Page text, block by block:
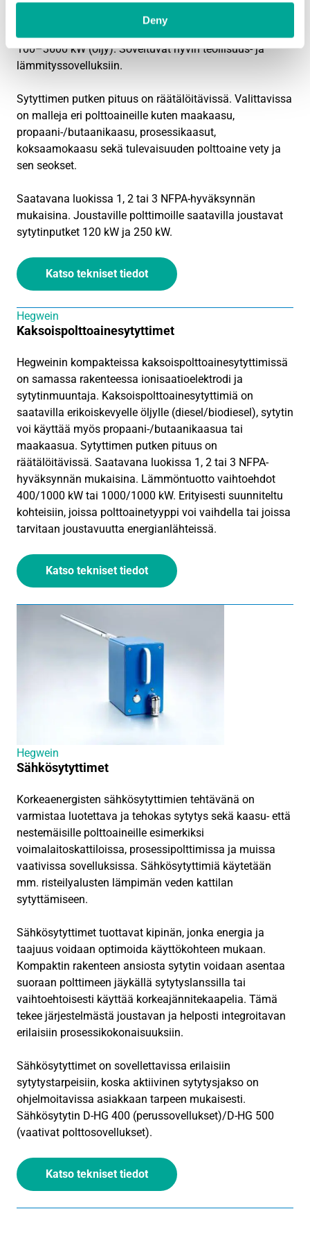
Deny
ionisaatioelektrodin ja korkean jännitteen sytyttimen.
100–3600 kW (öljy). Soveltuvat hyvin teollisuus- ja
lämmityssovelluksiin.
Sytyttimen putken pituus on räätälöitävissä. Valittavissa
on malleja eri polttoaineille kuten maakaasu,
propaani-/butaanikaasu, prosessikaasut,
koksaamokaasu sekä tulevaisuuden polttoaine vety ja
sen seokset.
Saatavana luokissa 1, 2 tai 3 NFPA-hyväksynnän
mukaisina. Joustaville polttimoille saatavilla joustavat
sytytinputket 120 kW ja 250 kW.
Katso tekniset tiedot
Hegwein
Kaksoispolttoainesytyttimet
Hegweinin kompakteissa kaksoispolttoainesytyttimissä
on samassa rakenteessa ionisaatioelektrodi ja
sytytinmuuntaja. Kaksoispolttoainesytyttimiä on
saatavilla erikoiskevyelle öljylle (diesel/biodiesel), sytytin
voi käyttää myös propaani-/butaanikaasua tai
maakaasua. Sytyttimen putken pituus on
räätälöitävissä. Saatavana luokissa 1, 2 tai 3 NFPA-
hyväksynnän mukaisina. Lämmöntuotto vaihtoehdot
400/1000 kW tai 1000/1000 kW. Erityisesti suunniteltu
kohteisiin, joissa polttoainetyyppi voi vaihdella tai joissa
tarvitaan joustavuutta energianlähteissä.
Katso tekniset tiedot
Hegwein
Sähkösytyttimet
Korkeaenergisten sähkösytyttimien tehtävänä on
varmistaa luotettava ja tehokas sytytys sekä kaasu- että
nestemäisille polttoaineille esimerkiksi
voimalaitoskattiloissa, prosessipolttimissa ja muissa
vaativissa sovelluksissa. Sähkösytyttimiä käytetään
mm. risteilyalusten lämpimän veden kattilan
sytyttämiseen.
Sähkösytyttimet tuottavat kipinän, jonka energia ja
taajuus voidaan optimoida käyttökohteen mukaan.
Kompaktin rakenteen ansiosta sytytin voidaan asentaa
suoraan polttimeen jäykällä sytytyslanssilla tai
vaihtoehtoisesti käyttää korkeajännitekaapelia. Tämä
tekee järjestelmästä joustavan ja helposti integroitavan
erilaisiin prosessikokonaisuuksiin.
Sähkösytyttimet on sovellettavissa erilaisiin
sytytystarpeisiin, koska aktiivinen sytytysjakso on
ohjelmoitavissa asiakkaan tarpeen mukaisesti.
Sähkösytytin D-HG 400 (perussovellukset)/D-HG 500
(vaativat polttosovellukset).
Katso tekniset tiedot